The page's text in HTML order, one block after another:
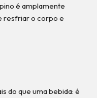
é amplamente
resfriar o corpo e
do que uma bebida: é